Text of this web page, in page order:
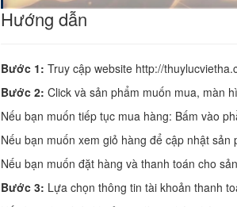
Hướng dẫn
Bước 1: Truy cập website http://
Bước 2: Click và sản phẩm muốn mua, màn
Nếu bạn muốn tiếp tục mua hàng: Bấm vào
Nếu bạn muốn xem giỏ hàng để cập nhật sản
Nếu bạn muốn đặt hàng và thanh toán cho
Bước 3: Lựa chọn thông tin tài khoản thanh